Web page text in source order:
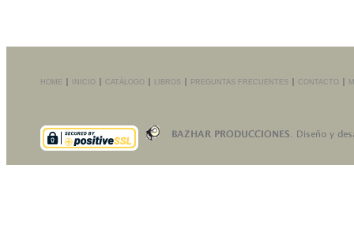
HOME INICIO CATÁLOGO LIBROS PREGUNTAS FRECUENTES CONTACTO